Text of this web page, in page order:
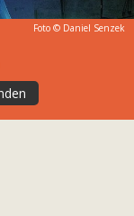
Foto © Daniel Senzek